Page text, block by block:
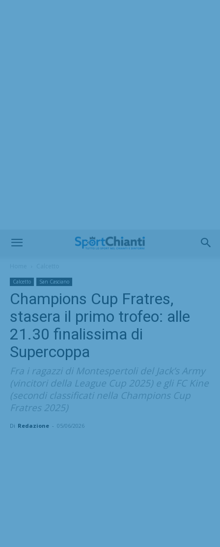
Calcetto San Casciano
Champions Cup Fratres,
stasera il primo trofeo: alle
21.30 finalissima di
Supercoppa
Fra i ragazzi di Montespertoli del Jack’s Army
(vincitori della League Cup 2025) e gli FC Kine
(secondi classificati nella Champions Cup
Fratres 2025)
Di Redazione - 05/06/2026